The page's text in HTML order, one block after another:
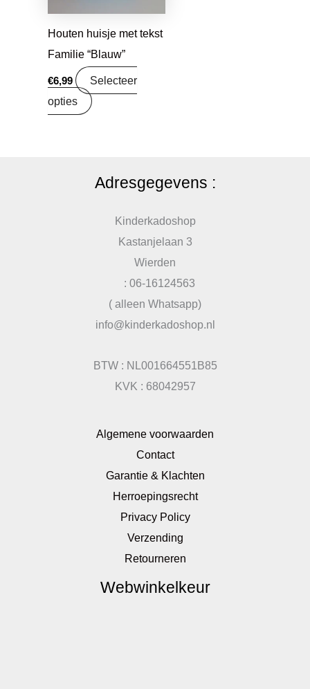
Houten huisje met tekst
Familie “Blauw”
€6,99
Selecteer
opties
Adresgegevens :
Kinderkadoshop
Kastanjelaan 3
Wierden
: 06-16124563
( alleen Whatsapp)
info@kinderkadoshop.nl
BTW : NL001664551B85
KVK : 68042957
Algemene voorwaarden
Contact
Garantie & Klachten
Herroepingsrecht
Privacy Policy
Verzending
Retourneren
Webwinkelkeur